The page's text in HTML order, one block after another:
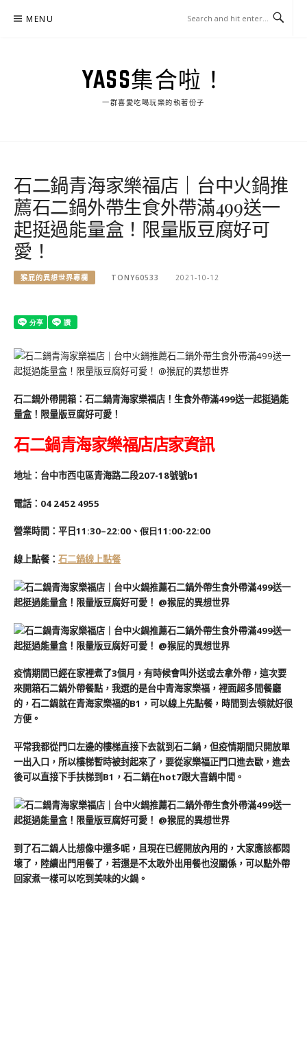
MENU
YASS集合啦！
一群喜愛吃喝玩樂的執著份子
石二鍋青海家樂福店｜台中火鍋推
薦石二鍋外帶生食外帶滿499送一
起挺過能量盒！限量版豆腐好可
愛！
猴屁的異想世界專欄 TONY60533 2021-10-12
石二鍋外帶開箱：石二鍋青海家樂福店！生食外帶滿499送一起挺過能
量盒！限量版豆腐好可愛！
石二鍋青海家樂福店店家資訊
地址：台中市西屯區青海路二段207-18號號b1
電話：04 2452 4955
營業時間：平日11:30–22:00、 假日11:00-22:00
線上點餐： 石二鍋線上點餐
疫情期間已經在家裡煮了3個月，有時候會叫外送或去拿外帶，這次要
來開箱石二鍋外帶餐點，我選的是台中青海家樂福，裡面超多間餐廳
的，石二鍋就在青海家樂福的B1，可以線上先點餐，時間到去領就好很
方便。
平常我都從門口左邊的樓梯直接下去就到石二鍋，但疫情期間只開放單
一出入口，所以樓梯暫時被封起來了，要從家樂福正門口進去歐，進去
後可以直接下手扶梯到B1，石二鍋在hot7跟大喜鍋中間。
到了石二鍋人比想像中還多呢，且現在已經開放內用的，大家應該都悶
壞了，陸續出門用餐了，若還是不太敢外出用餐也沒關係，可以點外帶
回家煮一樣可以吃到美味的火鍋。